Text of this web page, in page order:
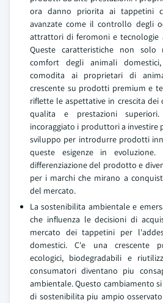
ora danno priorita ai tappetini
avanzate come il controllo degli
attrattori di feromoni e tecnologie
Queste caratteristiche non
comfort degli animali
comodita ai proprietari di
crescente su prodotti premium e
riflette le aspettative in crescita dei
qualita e prestazioni
incoraggiato i produttori a investire
sviluppo per introdurre prodotti
queste esigenze in evoluzione.
differenziazione del prodotto e
per i marchi che mirano a
del mercato.
La sostenibilita ambientale e
che influenza le decisioni di
mercato dei tappetini per
domestici. C'e una crescente
ecologici, biodegradabili e
consumatori diventano piu
ambientale. Questo cambiamento
di sostenibilita piu ampio